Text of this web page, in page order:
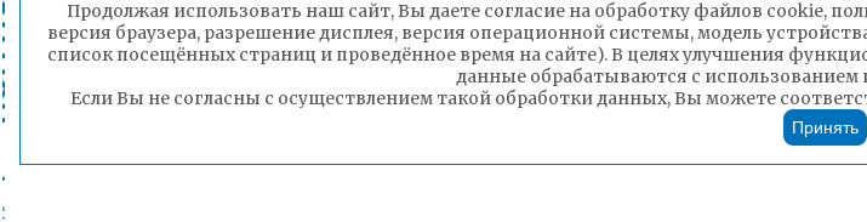
Продолжая использовать наш сайт, Вы даете согласие на обработку файлов cookie,
версия браузера, разрешение дисплея, версия операционной системы, модель
список посещённых страниц и проведённое время на сайте). В целях улучшения
данные обрабатываются с использованием
Если Вы не согласны с осуществлением такой обработки данных, Вы можете
Принять